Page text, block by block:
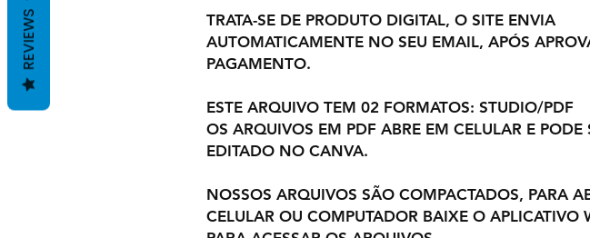
TRATA-SE DE PRODUTO DIGITAL, O SITE ENVIA
AUTOMATICAMENTE NO SEU EMAIL, APÓS
PAGAMENTO.
ESTE ARQUIVO TEM 02 FORMATOS: STUDIO/PDF
OS ARQUIVOS EM PDF ABRE EM CELULAR E PODE
EDITADO NO CANVA.
NOSSOS ARQUIVOS SÃO COMPACTADOS, PARA
CELULAR OU COMPUTADOR BAIXE O APLICATIVO
REVIEWS